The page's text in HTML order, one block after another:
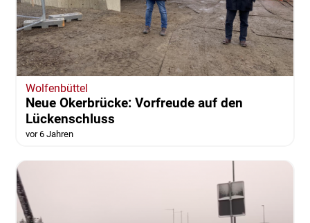
Wolfenbüttel
Neue Okerbrücke: Vorfreude auf den
Lückenschluss
vor 6 Jahren